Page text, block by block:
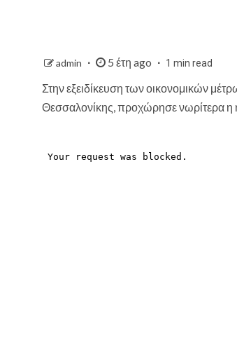
admin 5 έτη ago 1 min read
Στην εξειδίκευση των οικονομικών
Θεσσαλονίκης, προχώρησε νωρίτερα η